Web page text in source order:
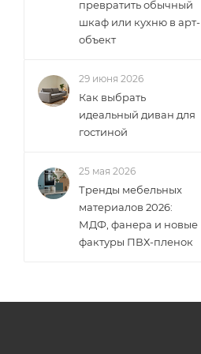
превратить обычный
шкаф или кухню в арт-
объект
29 июня 2026
Как выбрать
идеальный диван для
гостиной
25 мая 2026
Тренды мебельных
материалов 2026:
МДФ, фанера и новые
фактуры ПВХ-пленок